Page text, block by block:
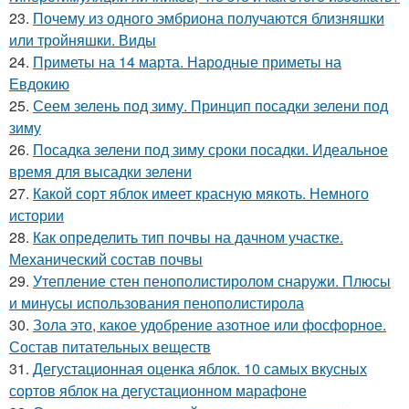
23. Почему из одного эмбриона получаются близняшки
или тройняшки. Виды
24. Приметы на 14 марта. Народные приметы на
Евдокию
25. Сеем зелень под зиму. Принцип посадки зелени под
зиму
26. Посадка зелени под зиму сроки посадки. Идеальное
время для высадки зелени
27. Какой сорт яблок имеет красную мякоть. Немного
истории
28. Как определить тип почвы на дачном участке.
Механический состав почвы
29. Утепление стен пенополистиролом снаружи. Плюсы
и минусы использования пенополистирола
30. Зола это, какое удобрение азотное или фосфорное.
Состав питательных веществ
31. Дегустационная оценка яблок. 10 самых вкусных
сортов яблок на дегустационном марафоне